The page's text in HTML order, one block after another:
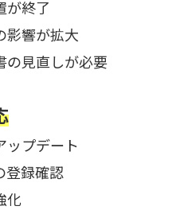
が終了
影響が拡大
見直しが必要
プデート
登録確認
化